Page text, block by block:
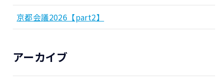
京都会議2026【part2】
アーカイブ